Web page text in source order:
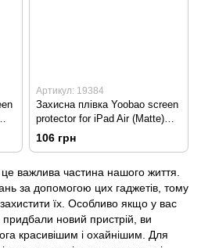
Артикул: 19384
Захисна плівка Yoobao screen
protector for iPad Air (Matte)
(SPAPAIR-MATTE)
106 грн
важлива частина нашого життя.
за допомогою цих гаджетів, тому
їх. Особливо якщо у вас
новий пристрій, ви
красивішим і охайнішим. Для